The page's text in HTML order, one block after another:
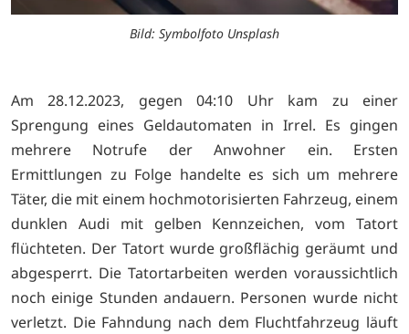
Bild: Symbolfoto Unsplash
Am 28.12.2023, gegen 04:10 Uhr kam zu einer
Sprengung eines Geldautomaten in Irrel. Es gingen
mehrere Notrufe der Anwohner ein. Ersten
Ermittlungen zu Folge handelte es sich um mehrere
Täter, die mit einem hochmotorisierten Fahrzeug, einem
dunklen Audi mit gelben Kennzeichen, vom Tatort
flüchteten. Der Tatort wurde großflächig geräumt und
abgesperrt. Die Tatortarbeiten werden voraussichtlich
noch einige Stunden andauern. Personen wurde nicht
verletzt. Die Fahndung nach dem Fluchtfahrzeug läuft